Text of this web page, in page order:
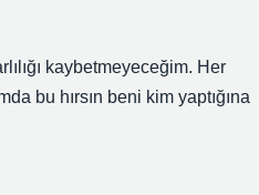
kaybetmeyeceğim. Her
bu hırsın beni kim yaptığına